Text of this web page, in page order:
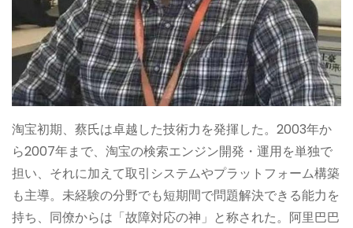
淘宝初期、蔡氏は卓越した技術力を発揮した。2003年か
ら2007年まで、淘宝の検索エンジン開発・運用を単独で
担い、それに加えて取引システムやプラットフォーム構築
も主導。未経験の分野でも短期間で問題解決できる能力を
持ち、同僚からは「故障対応の神」と称された。阿里巴巴